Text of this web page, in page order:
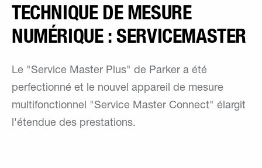
TECHNIQUE DE MESURE
NUMÉRIQUE : SERVICEMASTER
Le "Service Master Plus" de Parker a été
perfectionné et le nouvel appareil de mesure
multifonctionnel "Service Master Connect" élargit
l'étendue des prestations.